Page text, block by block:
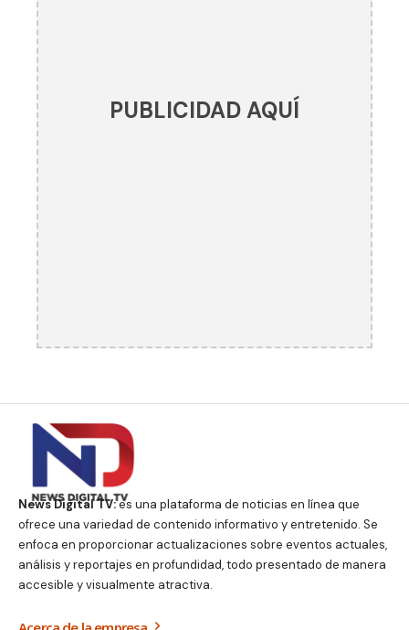
PUBLICIDAD AQUÍ
News Digital TV:es una plataforma de noticias en línea que
ofrece una variedad de contenido informativo y entretenido. Se
enfoca en proporcionar actualizaciones sobre eventos actuales,
análisis y reportajes en profundidad, todo presentado de manera
accesible y visualmente atractiva.